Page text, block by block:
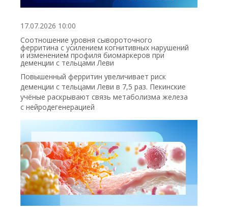
17.07.2026 10:00
Соотношение уровня сывороточного
ферритина с усилением когнитивных нарушений
и изменением профиля биомаркеров при
деменции с тельцами Леви
Повышенный ферритин увеличивает риск
деменции с тельцами Леви в 7,5 раз. Пекинские
учёные раскрывают связь метаболизма железа
с нейродегенерацией